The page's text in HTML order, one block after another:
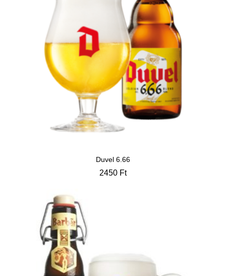
Duvel 6.66
2450 Ft